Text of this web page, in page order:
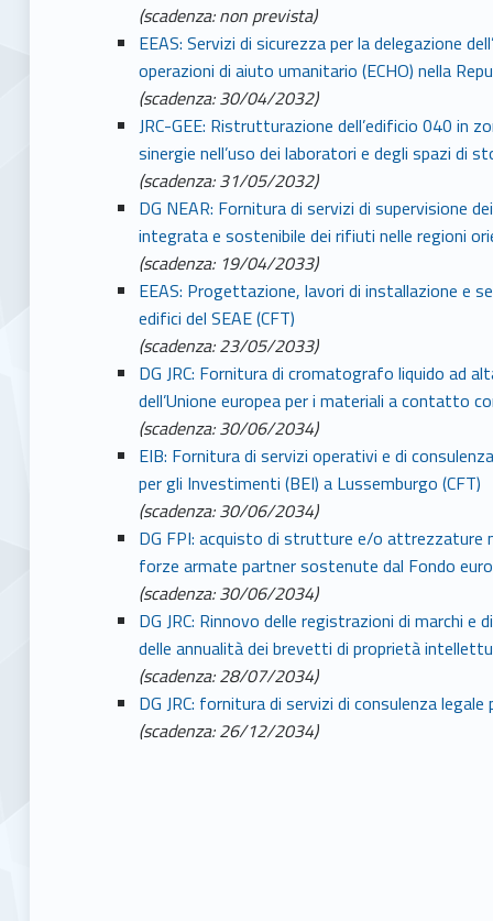
(scadenza: non prevista)
EEAS: Servizi di sicurezza per la delegazione
operazioni di aiuto umanitario (ECHO) nella
(scadenza: 30/04/2032)
JRC-GEE: Ristrutturazione dell’edificio 040 in
sinergie nell’uso dei laboratori e degli spazi di
(scadenza: 31/05/2032)
DG NEAR: Fornitura di servizi di supervisione
integrata e sostenibile dei rifiuti nelle regioni
(scadenza: 19/04/2033)
EEAS: Progettazione, lavori di installazione e
edifici del SEAE (CFT)
(scadenza: 23/05/2033)
DG JRC: Fornitura di cromatografo liquido ad
dell’Unione europea per i materiali a contatto
(scadenza: 30/06/2034)
EIB: Fornitura di servizi operativi e di
per gli Investimenti (BEI) a Lussemburgo (CFT)
(scadenza: 30/06/2034)
DG FPI: acquisto di strutture e/o attrezzature
forze armate partner sostenute dal Fondo
(scadenza: 30/06/2034)
DG JRC: Rinnovo delle registrazioni di marchi
delle annualità dei brevetti di proprietà
(scadenza: 28/07/2034)
DG JRC: fornitura di servizi di consulenza
(scadenza: 26/12/2034)